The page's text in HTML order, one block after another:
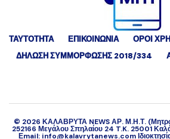
ΤΑΥΤΟΤΗΤΑ ΕΠΙΚΟΙΝΩΝΙΑ
ΟΡΟΙ
ΔΉΛΩΣΗ ΣΥΜΜΌΡΦΩΣΗΣ 2018/334
© 2026 ΚΑΛΑΒΡΥΤΑ NEWS ΑΡ. Μ.Η.Τ.
252166 Μεγάλου Σπηλαίου 24 T.K. 25001
Εmail: info@kalavrytanews.com